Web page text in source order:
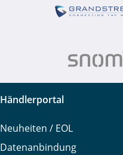
Händlerportal
Neuheiten / EOL
Datenanbindung